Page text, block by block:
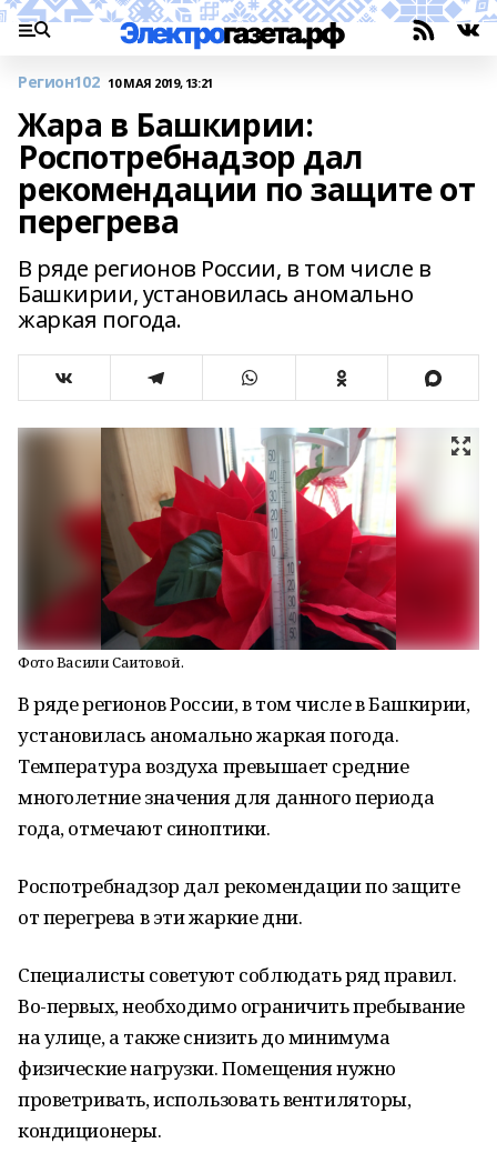
Регион102 10 МАЯ 2019, 13:21
Жара в Башкирии:
Роспотребнадзор дал
рекомендации по защите от
перегрева
В ряде регионов России, в том числе в
Башкирии, установилась аномально
жаркая погода.
Фото Васили Саитовой.
В ряде регионов России, в том числе в Башкирии,
установилась аномально жаркая погода.
Температура воздуха превышает средние
многолетние значения для данного периода
года, отмечают синоптики.
Роспотребнадзор дал рекомендации по защите
от перегрева в эти жаркие дни.
Специалисты советуют соблюдать ряд правил.
Во-первых, необходимо ограничить пребывание
на улице, а также снизить до минимума
физические нагрузки. Помещения нужно
проветривать, использовать вентиляторы,
кондиционеры.